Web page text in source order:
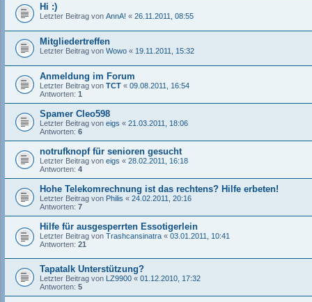
Hi :)
Letzter Beitrag von AnnA! « 26.11.2011, 08:55
Mitgliedertreffen
Letzter Beitrag von Wowo « 19.11.2011, 15:32
Anmeldung im Forum
Letzter Beitrag von TCT « 09.08.2011, 16:54
Antworten: 1
Spamer Cleo598
Letzter Beitrag von eigs « 21.03.2011, 18:06
Antworten: 6
notrufknopf für senioren gesucht
Letzter Beitrag von eigs « 28.02.2011, 16:18
Antworten: 4
Hohe Telekomrechnung ist das rechtens? Hilfe erbeten!
Letzter Beitrag von Philis « 24.02.2011, 20:16
Antworten: 7
Hilfe für ausgesperrten Essotigerlein
Letzter Beitrag von Trashcansinatra « 03.01.2011, 10:41
Antworten: 21
Tapatalk Unterstützung?
Letzter Beitrag von LZ9900 « 01.12.2010, 17:32
Antworten: 5